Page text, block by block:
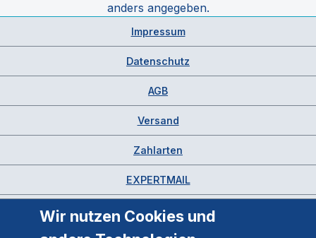
anders angegeben.
Impressum
Datenschutz
AGB
Versand
Zahlarten
EXPERTMAIL
Wir nutzen Cookies und